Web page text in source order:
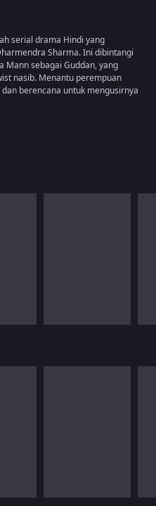
serial drama Hindi yang
Sharma. Ini dibintangi
Mann sebagai Guddan, yang
nasib. Menantu perempuan
berencana untuk mengusirnya